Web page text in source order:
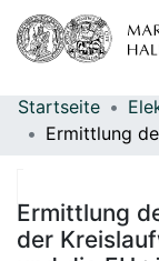
Bereiche &
Statistiken
Startseite
Ermittlung
der